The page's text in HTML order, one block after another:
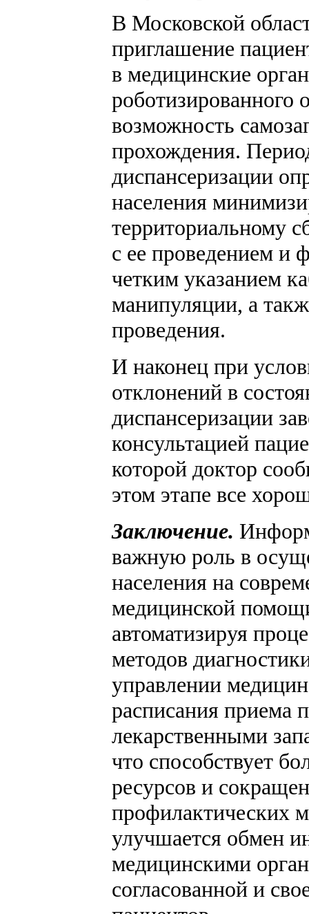
В Московской
приглашение
в медицинские
роботизированного
возможность
прохождения.
диспансеризации
населения
территориальному
с ее проведением и
четким указанием
манипуляции, а
проведения.
И наконец при
отклонений в
диспансеризации
консультацией
которой доктор
этом этапе все
Заключение.
важную роль в
населения на
медицинской
автоматизируя
методов
управлении
расписания приема
лекарственными
что способствует
ресурсов и
профилактических
улучшается обмен
медицинскими
согласованной и